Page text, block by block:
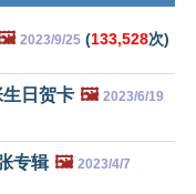
2023/9/25 (133,528次)
日贺卡 🖼️ 2023/6/19
专辑 🖼️ 2023/4/7